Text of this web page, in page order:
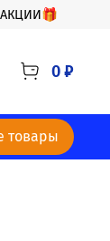
0 ₽
товары